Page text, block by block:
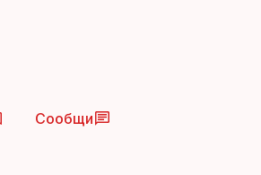
Сообщи